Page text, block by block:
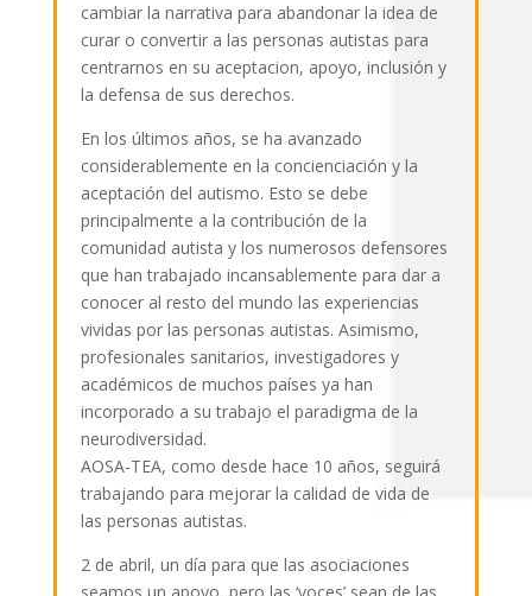
cambiar la narrativa para abandonar la idea de
curar o convertir a las personas autistas para
centrarnos en su aceptacion, apoyo, inclusión y
la defensa de sus derechos.
En los últimos años, se ha avanzado
considerablemente en la concienciación y la
aceptación del autismo. Esto se debe
principalmente a la contribución de la
comunidad autista y los numerosos defensores
que han trabajado incansablemente para dar a
conocer al resto del mundo las experiencias
vividas por las personas autistas. Asimismo,
profesionales sanitarios, investigadores y
académicos de muchos países ya han
incorporado a su trabajo el paradigma de la
neurodiversidad.
AOSA-TEA, como desde hace 10 años, seguirá
trabajando para mejorar la calidad de vida de
las personas autistas.
2 de abril, un día para que las asociaciones